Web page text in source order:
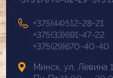
+375(44)512-28-21
+375(33)691-47-22
+375(29)670-40-40
Минск, ул. Левина